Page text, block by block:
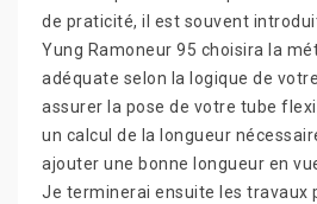
de praticité, il est souvent
Yung Ramoneur 95 choisira la
adéquate selon la logique de
assurer la pose de votre tube
un calcul de la longueur
ajouter une bonne longueur en
Je terminerai ensuite les travaux